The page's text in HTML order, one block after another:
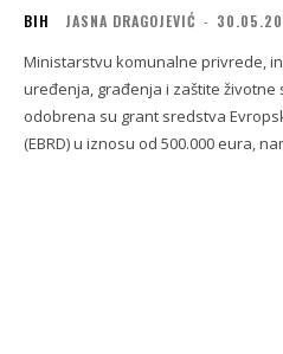
BIH JASNA DRAGOJEVIĆ -
Ministarstvu komunalne privrede,
uređenja, građenja i zaštite
odobrena su grant sredstva
(EBRD) u iznosu od 500.000 eura,